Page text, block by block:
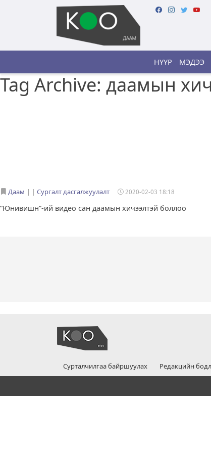
НҮҮР МЭДЭЭ
Tag Archive: даамын
Даам | Сургалт дасгалжуулалт 2020-02-03 18:18
“Юнивишн”-ий видео сан даамын хичээлтэй боллоо
Сурталчилгаа байршуулах Редакцийн